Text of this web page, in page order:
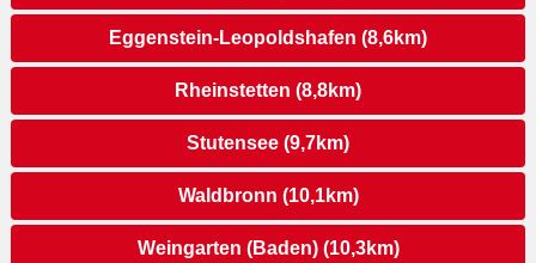
Eggenstein-Leopoldshafen (8,6km)
Rheinstetten (8,8km)
Stutensee (9,7km)
Waldbronn (10,1km)
Weingarten (Baden) (10,3km)